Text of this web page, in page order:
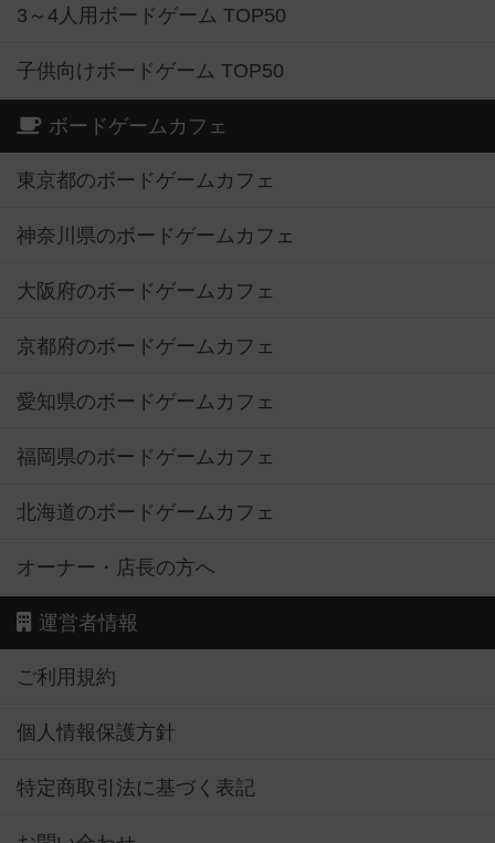
3～4人用ボードゲーム TOP50
子供向けボードゲーム TOP50
ボードゲームカフェ
東京都のボードゲームカフェ
神奈川県のボードゲームカフェ
大阪府のボードゲームカフェ
京都府のボードゲームカフェ
愛知県のボードゲームカフェ
福岡県のボードゲームカフェ
北海道のボードゲームカフェ
オーナー・店長の方へ
運営者情報
ご利用規約
個人情報保護方針
特定商取引法に基づく表記